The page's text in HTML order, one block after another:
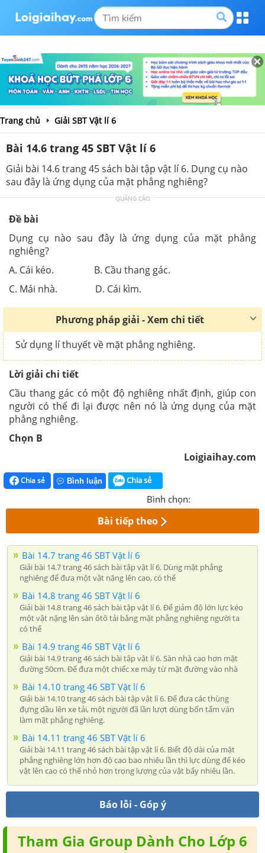
Trang chủ Giải SBT Vật lí 6
Bài 14.6 trang 45 SBT Vật lí 6
Giải bài 14.6 trang 45 sách bài tập vật lí 6. Dụng cụ nào
sau đây là ứng dụng của mặt phẳng nghiêng?
QUẢNG CÁO
Đề bài
Dụng cụ nào sau đây là ứng dụng của mặt phẳng
nghiêng?
A. Cái kéo. B. Cầu thang gác.
C. Mái nhà. D. Cái kìm.
Phương pháp giải - Xem chi tiết
Sử dụng lí thuyết về mặt phẳng nghiêng.
Lời giải chi tiết
Cầu thang gác có một độ nghiêng nhất định, giúp con
người có thể đi lại được nên nó là ứng dụng của mặt
phẳng nghiêng.
Chọn B
Loigiaihay.com
Chia sẻ Bình luận Chia sẻ
Bình chọn:
Bài tiếp theo
Bài 14.7 trang 46 SBT Vật lí 6
Giải bài 14.7 trang 46 sách bài tập vật lí 6. Dùng mặt phẳng
nghiêng để đưa một vật nặng lên cao, có thể
Bài 14.8 trang 46 SBT Vật lí 6
Giải bài 14.8 trang 46 sách bài tập vật lí 6. Để giảm độ lớn lực kéo
một vật nặng lên sàn ôtô tải bằng mặt phẳng nghiêng người ta
có thể
Bài 14.9 trang 46 SBT Vật lí 6
Giải bài 14.9 trang 46 sách bài tập vật lí 6. Sàn nhà cao hơn mặt
đường 50cm. Để đưa một chiếc xe máy từ mặt đường vào nhà
Bài 14.10 trang 46 SBT Vật lí 6
Giải bài 14.10 trang 46 sách bài tập vật lí 6. Để đưa các thùng
đựng dầu lên xe tải, một người đã lần lượt dùng bốn tấm ván
làm mặt phẳng nghiêng.
Bài 14.11 trang 46 SBT Vật lí 6
Giải bài 14.11 trang 46 sách bài tập vật lí 6. Biết độ dài của mặt
phẳng nghiêng lớn hơn độ cao bao nhiêu lần thì lực dùng để kéo
vật lên cao có thể nhỏ hơn trọng lượng của vật bấy nhiêu lần.
Báo lỗi - Góp ý
Tham Gia Group Dành Cho Lớp 6